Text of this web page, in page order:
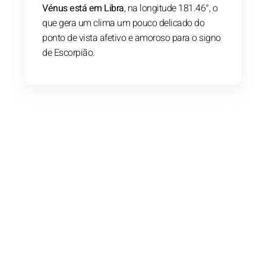
Vénus está em Libra, na longitude 181.46°, o
que gera um clima um pouco delicado do
ponto de vista afetivo e amoroso para o signo
de Escorpião.